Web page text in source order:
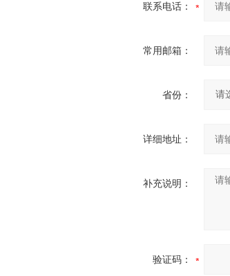
联系电话：
常用邮箱：
省份：
详细地址：
补充说明：
验证码：